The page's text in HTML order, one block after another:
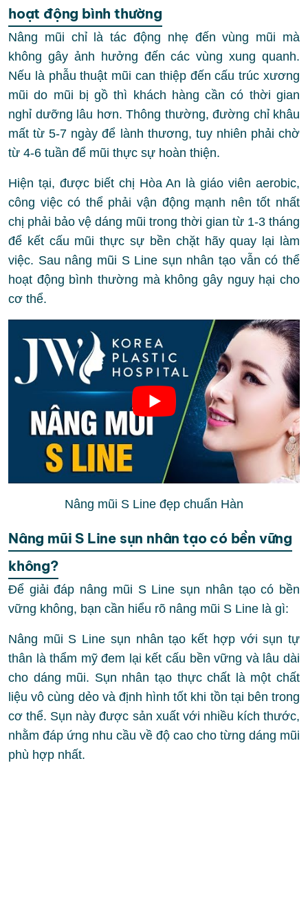
hoạt động bình thường
Nâng mũi chỉ là tác động nhẹ đến vùng mũi mà
không gây ảnh hưởng đến các vùng xung quanh.
Nếu là phẫu thuật mũi can thiệp đến cấu trúc xương
mũi do mũi bị gồ thì khách hàng cần có thời gian
nghỉ dưỡng lâu hơn. Thông thường, đường chỉ khâu
mất từ 5-7 ngày để lành thương, tuy nhiên phải chờ
từ 4-6 tuần để mũi thực sự hoàn thiện.
Hiện tại, được biết chị Hòa An là giáo viên aerobic,
công việc có thể phải vận động mạnh nên tốt nhất
chị phải bảo vệ dáng mũi trong thời gian từ 1-3 tháng
để kết cấu mũi thực sự bền chặt hãy quay lại làm
việc. Sau nâng mũi S Line sụn nhân tạo vẫn có thể
hoạt động bình thường mà không gây nguy hại cho
cơ thể.
Nâng mũi S Line đẹp chuẩn Hàn
Nâng mũi S Line sụn nhân tạo có bền vững
không?
Để giải đáp nâng mũi S Line sụn nhân tạo có bền
vững không, bạn cần hiểu rõ nâng mũi S Line là gì:
Nâng mũi S Line sụn nhân tạo kết hợp với sụn tự
thân là thẩm mỹ đem lại kết cấu bền vững và lâu dài
cho dáng mũi. Sụn nhân tạo thực chất là một chất
liệu vô cùng dẻo và định hình tốt khi tồn tại bên trong
cơ thể. Sụn này được sản xuất với nhiều kích thước,
nhằm đáp ứng nhu cầu về độ cao cho từng dáng mũi
phù hợp nhất.